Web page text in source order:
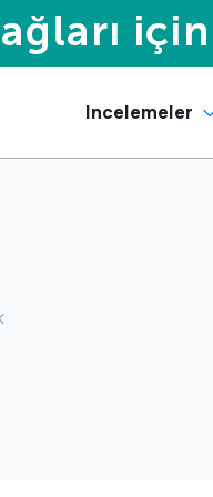
Incelemeler